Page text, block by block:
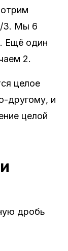
3. Мы 6
Ещё один
2.
целое
другому, и
целой
дробь